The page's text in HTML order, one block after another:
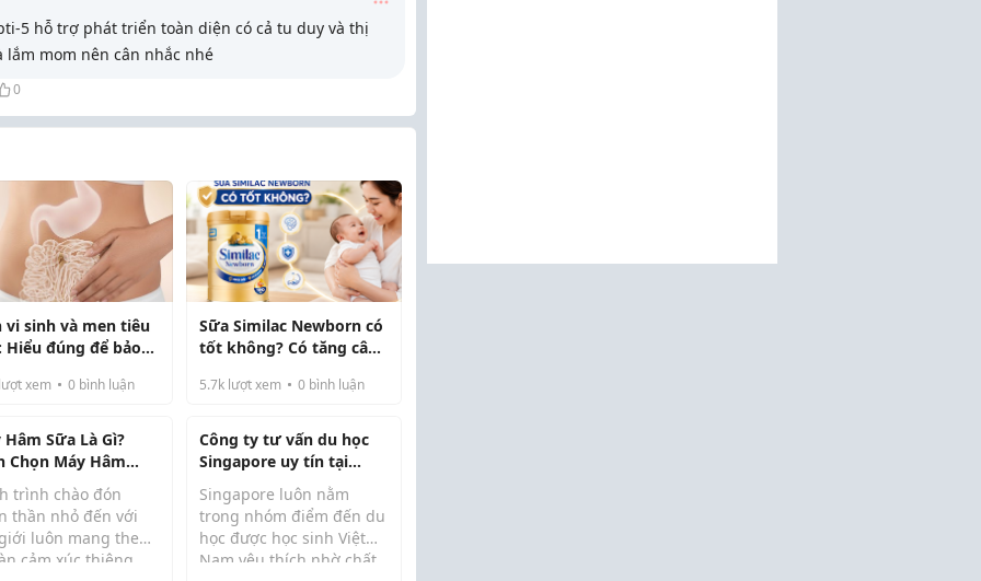
5 hỗ trợ phát triển toàn diện có cả tu duy và thị
mom nên cân nhắc nhé
0
vi sinh và men tiêu
Hiểu đúng để bảo
lượt xem 0 bình luận
Sữa Similac Newborn có
tốt không? Có tăng cân
cho bé
5.7klượt xem 0bình luận
Hâm Sữa Là Gì?
Chọn Máy Hâm
Tốt Cho Bé
trình chào đón
thần nhỏ đến với
luôn mang theo
cảm xúc thiêng
Công ty tư vấn du học
Singapore uy tín tại
TP.HCM - Tiêu chí lựa
chọn 2026
Singapore luôn nằm
trong nhóm điểm đến du
học được học sinh Việt
Nam yêu thích nhờ chất